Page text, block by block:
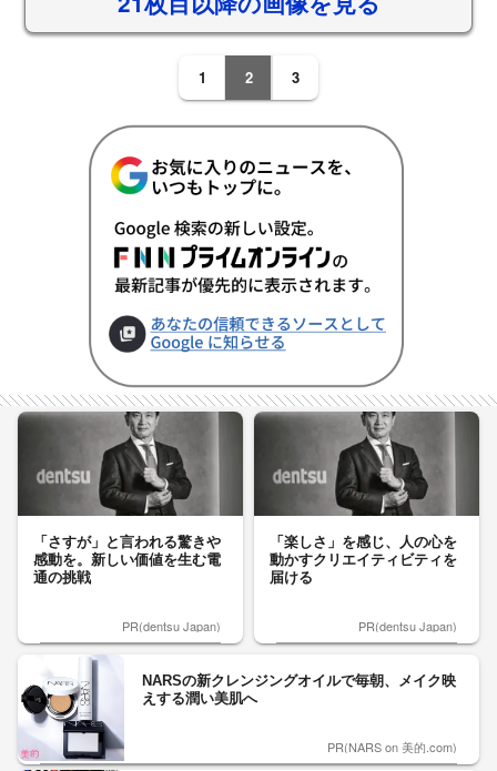
1 2 3
「さすが」と言われる驚きや
感動を。新しい価値を生む電
通の挑戦
PR(dentsu Japan)
「楽しさ」を感じ、人の心を
動かすクリエイティビティを
届ける
PR(dentsu Japan)
NARSの新クレンジングオイルで毎朝、メイク映
えする潤い美肌へ
PR(NARS on 美的.com)